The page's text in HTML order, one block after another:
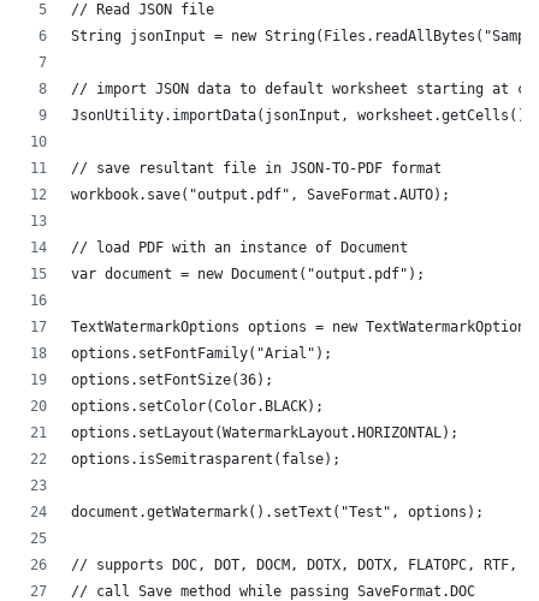
// Read JSON file
String jsonInput = new
// import JSON data to default worksheet starting at
JsonUtility.importData(jsonInput, worksheet.getCells(),
// save resultant file in JSON-TO-PDF format
workbook.save("output.pdf", SaveFormat.AUTO);
// load PDF with an instance of Document
var document = new Document("output.pdf");
TextWatermarkOptions options = new
options.setFontFamily("Arial");
options.setFontSize(36);
options.setColor(Color.BLACK);
options.setLayout(WatermarkLayout.HORIZONTAL);
options.isSemitrasparent(false);
document.getWatermark().setText("Test", options);
// supports DOC, DOT, DOCM, DOTX, DOTX, FLATOPC,
// call Save method while passing SaveFormat.DOC